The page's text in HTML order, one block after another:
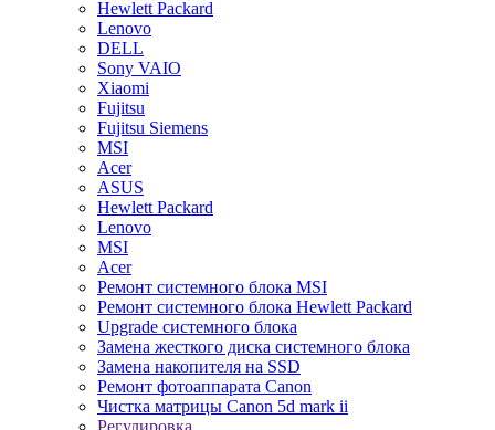
Hewlett Packard
Lenovo
DELL
Sony VAIO
Xiaomi
Fujitsu
Fujitsu Siemens
MSI
Acer
ASUS
Hewlett Packard
Lenovo
MSI
Acer
Ремонт системного блока MSI
Ремонт системного блока Hewlett Packard
Upgrade системного блока
Замена жесткого диска системного блока
Замена накопителя на SSD
Ремонт фотоаппарата Canon
Чистка матрицы Canon 5d mark ii
Регулировка